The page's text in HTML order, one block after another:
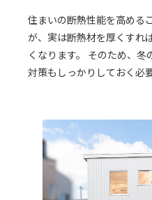
住まいの断熱性能を高める
が、実は断熱材を厚くすれ
くなります。 そのため、
対策もしっかりしておく必